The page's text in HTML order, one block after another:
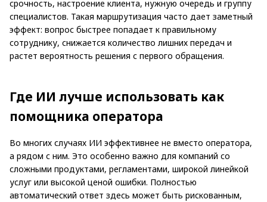
срочность, настроение клиента, нужную очередь и группу
специалистов. Такая маршрутизация часто дает заметный
эффект: вопрос быстрее попадает к правильному
сотруднику, снижается количество лишних передач и
растет вероятность решения с первого обращения.
Где ИИ лучше использовать как
помощника оператора
Во многих случаях ИИ эффективнее не вместо оператора,
а рядом с ним. Это особенно важно для компаний со
сложными продуктами, регламентами, широкой линейкой
услуг или высокой ценой ошибки. Полностью
автоматический ответ здесь может быть рискованным,